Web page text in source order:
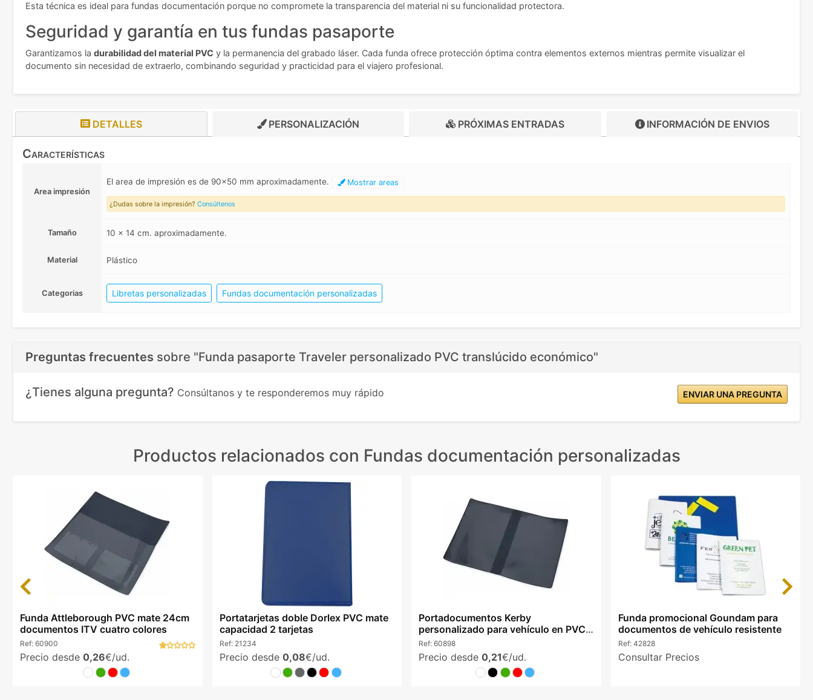
Esta técnica es ideal para fundas documentación porque no compromete la transparencia del material ni su funcionalidad protectora.
Seguridad y garantía en tus fundas pasaporte
Garantizamos la durabilidad del material PVC y la permanencia del grabado láser. Cada funda ofrece protección óptima contra elementos externos mientras permite visualizar el
documento sin necesidad de extraerlo, combinando seguridad y practicidad para el viajero profesional.
DETALLES PERSONALIZACIÓN PRÓXIMAS ENTRADAS INFORMACIÓN DE ENVIOS
Características
Area impresión
El area de impresión es de 90x50 mm aproximadamente. Mostrar areas
¿Dudas sobre la impresión? Consúltenos
Tamaño 10 x 14 cm. aproximadamente.
Material Plástico
Categorias Libretas personalizadas Fundas documentación personalizadas
Preguntas frecuentes sobre "Funda pasaporte Traveler personalizado PVC translúcido económico"
¿Tienes alguna pregunta? Consúltanos y te responderemos muy rápido ENVIAR UNA PREGUNTA
Productos relacionados con Fundas documentación personalizadas
Funda Attleborough PVC mate 24cm
documentos ITV cuatro colores
Ref: 60900
Precio desde 0,26€/ud.
Portatarjetas doble Dorlex PVC mate
capacidad 2 tarjetas
Ref: 21234
Precio desde 0,08€/ud.
Portadocumentos Kerby
personalizado para vehículo en PVC
azul
Ref: 60898
Precio desde 0,21€/ud.
Funda promocional Goundam para
documentos de vehículo resistente
Ref: 42828
Consultar Precios
Previous Next